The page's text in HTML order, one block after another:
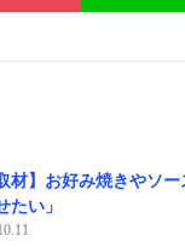
材】お好み焼きやソ
たい」